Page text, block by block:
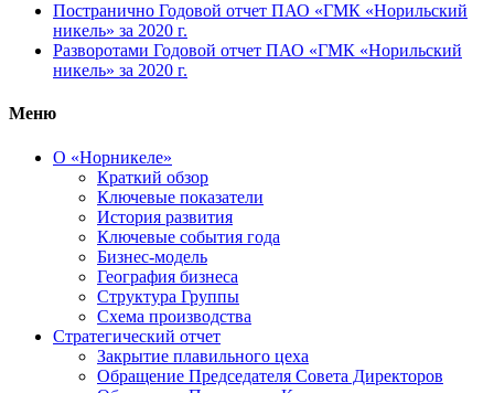
Постранично Годовой отчет ПАО «ГМК «Норильский
никель» за 2020 г.
Разворотами Годовой отчет ПАО «ГМК «Норильский
никель» за 2020 г.
Меню
О «Норникеле»
Краткий обзор
Ключевые показатели
История развития
Ключевые события года
Бизнес-модель
География бизнеса
Структура Группы
Схема производства
Стратегический отчет
Закрытие плавильного цеха
Обращение Председателя Совета Директоров